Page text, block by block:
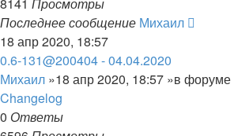
Последнее сообщение Михаил
18 апр 2020, 18:57
0.6-131@200404 - 04.04.2020
Михаил »18 апр 2020, 18:57 »в форуме
Changelog
0 Ответы